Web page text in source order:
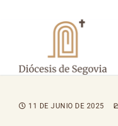
11 DE JUNIO DE 2025